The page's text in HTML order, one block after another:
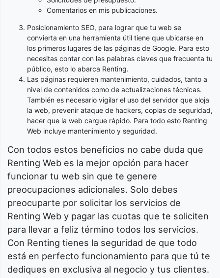
Comentarios en mis publicaciones.
Posicionamiento SEO, para lograr que tu web se
convierta en una herramienta útil tiene que ubicarse en
los primeros lugares de las páginas de Google. Para esto
necesitas contar con las palabras claves que frecuenta tu
público, esto lo abarca Renting.
Las páginas requieren mantenimiento, cuidados, tanto a
nivel de contenidos como de actualizaciones técnicas.
También es necesario vigilar el uso del servidor que aloja
la web, prevenir ataque de hackers, copias de seguridad,
hacer que la web cargue rápido. Para todo esto Renting
Web incluye mantenimiento y seguridad.
Con todos estos beneficios no cabe duda que
Renting Web es la mejor opción para hacer
funcionar tu web sin que te genere
preocupaciones adicionales. Solo debes
preocuparte por solicitar los servicios de
Renting Web y pagar las cuotas que te soliciten
para llevar a feliz término todos los servicios.
Con Renting tienes la seguridad de que todo
está en perfecto funcionamiento para que tú te
dediques en exclusiva al negocio y tus clientes.